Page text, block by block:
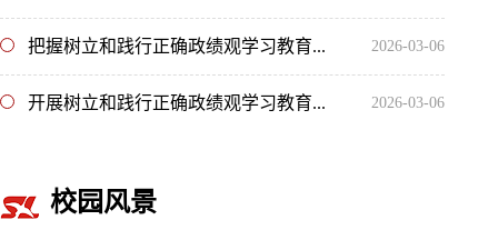
把握树立和践行正确政绩观学习教育... 2026-03-06
开展树立和践行正确政绩观学习教育... 2026-03-06
校园风景